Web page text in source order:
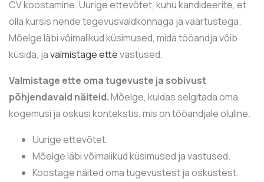
CV koostamine. Uurige ettevõtet, kuhu kandideerite, et
olla kursis nende tegevusvaldkonnaga ja väärtustega.
Mõelge läbi võimalikud küsimused, mida tööandja võib
küsida, javalmistage ettevastused.
Valmistage ette oma tugevuste ja sobivust
põhjendavaid näiteid.Mõelge, kuidas selgitada oma
kogemusi ja oskusi kontekstis, mis on tööandjale oluline.
Uurige ettevõtet.
Mõelge läbi võimalikud küsimused ja vastused.
Koostage näited oma tugevustest ja oskustest.